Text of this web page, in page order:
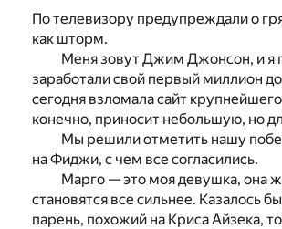
По телевизору предупреждали о
как шторм.
Меня зовут Джим Джонсон, и я
заработали свой первый миллион
сегодня взломала сайт
конечно, приносит небольшую, но
Мы решили отметить нашу
на Фиджи, с чем все согласились.
Марго — это моя девушка, она
становятся все сильнее. Казалось
парень, похожий на Криса Айзека,